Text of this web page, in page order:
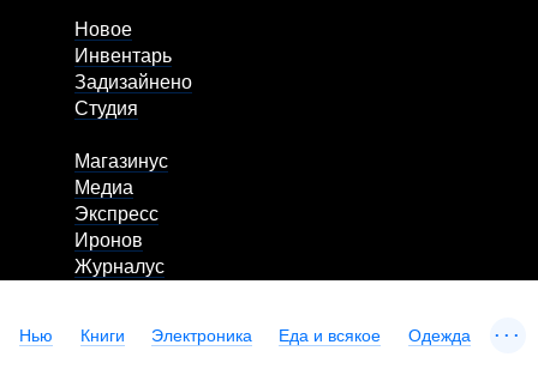
Новое
Инвентарь
Задизайнено
Студия
Магазинус
Медиа
Экспресс
Иронов
Журналус
Нью Книги Электроника Еда и всякое Одежда ...